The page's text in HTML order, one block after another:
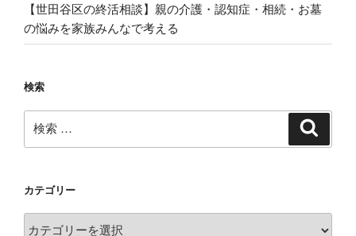
【世田谷区の終活相談】親の介護・認知症・相続・お墓
の悩みを家族みんなで考える
検索
検
索:
カテゴリー